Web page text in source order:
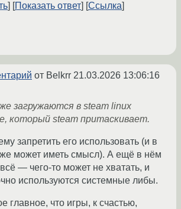
Показать ответ Ссылка
от Belkrr 21.03.2026 13:06:16
загружаются в steam linux
который steam притаскивает.
запретить его использовать (и в
может иметь смысл). А ещё в нём
— чего-то может не хватать, и
используются системные либы.
главное, что игры, к счастью,